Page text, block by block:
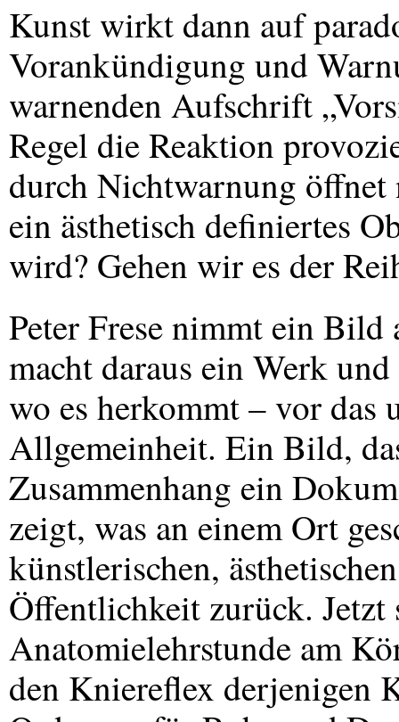
Kunst wirkt dann auf
Vorankündigung und
warnenden Aufschrift
Regel die Reaktion
durch Nichtwarnung öffnet
ein ästhetisch definiertes
wird? Gehen wir es der
Peter Frese nimmt ein Bild
macht daraus ein Werk
wo es herkommt – vor das
Allgemeinheit. Ein Bild,
Zusammenhang ein
zeigt, was an einem Ort
künstlerischen,
Öffentlichkeit zurück. Jetzt
Anatomielehrstunde am
den Kniereflex derjenigen